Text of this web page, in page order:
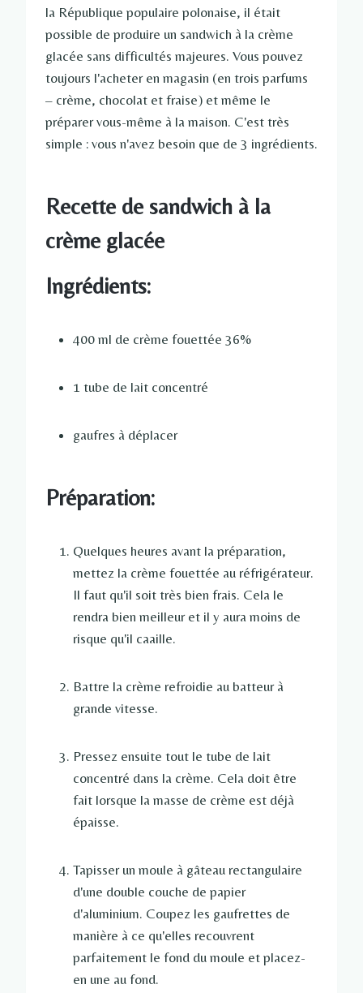
la République populaire polonaise, il était
possible de produire un sandwich à la crème
glacée sans difficultés majeures. Vous pouvez
toujours l'acheter en magasin (en trois parfums
– crème, chocolat et fraise) et même le
préparer vous-même à la maison. C'est très
simple : vous n'avez besoin que de 3 ingrédients.
Recette de sandwich à la
crème glacée
Ingrédients:
400 ml de crème fouettée 36%
1 tube de lait concentré
gaufres à déplacer
Préparation:
Quelques heures avant la préparation,
mettez la crème fouettée au réfrigérateur.
Il faut qu'il soit très bien frais. Cela le
rendra bien meilleur et il y aura moins de
risque qu'il caaille.
Battre la crème refroidie au batteur à
grande vitesse.
Pressez ensuite tout le tube de lait
concentré dans la crème. Cela doit être
fait lorsque la masse de crème est déjà
épaisse.
Tapisser un moule à gâteau rectangulaire
d'une double couche de papier
d'aluminium. Coupez les gaufrettes de
manière à ce qu'elles recouvrent
parfaitement le fond du moule et placez-
en une au fond.